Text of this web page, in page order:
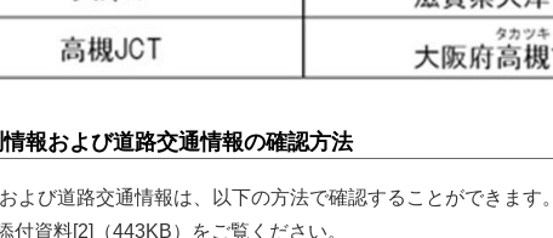
報および道路交通情報の確認方法
よび道路交通情報は、以下の方法で確認することができます。
付資料[2]（443KB）をご覧ください。